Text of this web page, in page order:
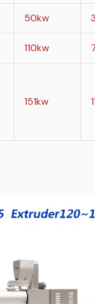
50kw
110kw
151kw